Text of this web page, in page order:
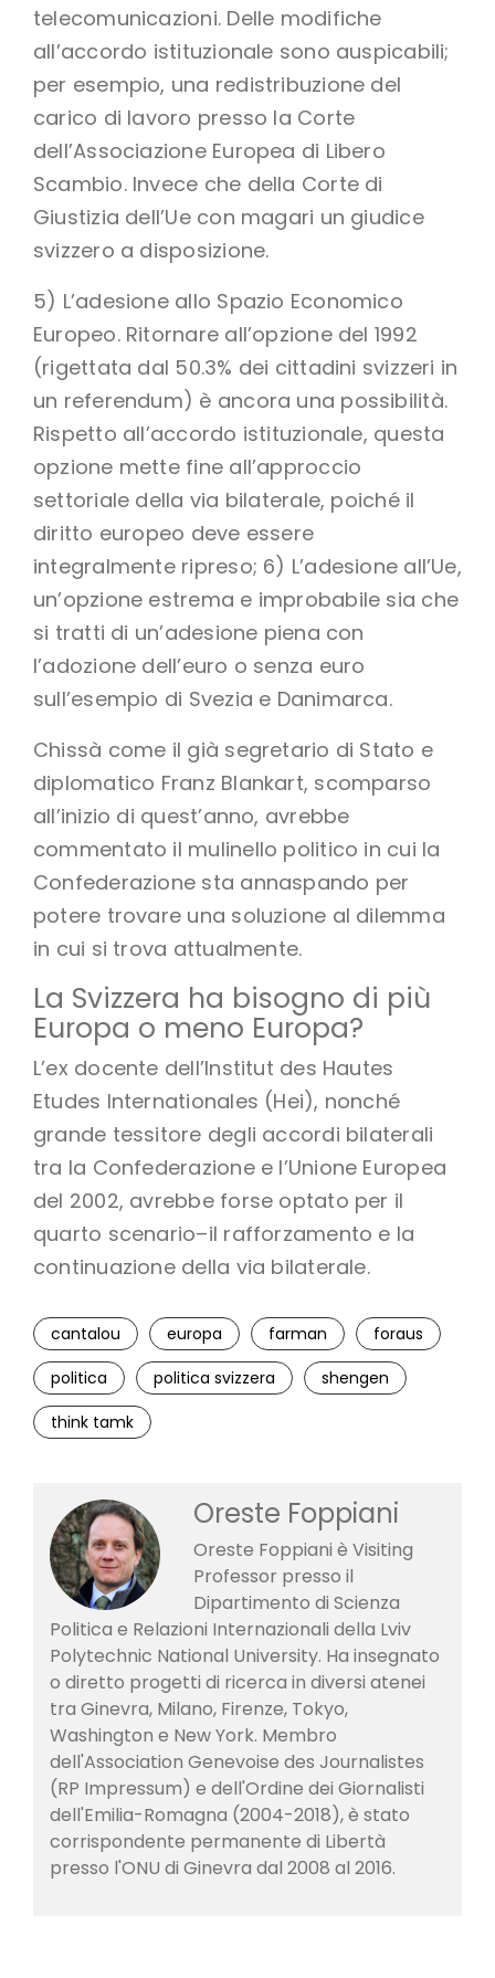
telecomunicazioni. Delle modifiche
all’accordo istituzionale sono auspicabili;
per esempio, una redistribuzione del
carico di lavoro presso la Corte
dell’Associazione Europea di Libero
Scambio. Invece che della Corte di
Giustizia dell’Ue con magari un giudice
svizzero a disposizione.
5) L’adesione allo Spazio Economico
Europeo. Ritornare all’opzione del 1992
(rigettata dal 50.3% dei cittadini svizzeri in
un referendum) è ancora una possibilità.
Rispetto all’accordo istituzionale, questa
opzione mette fine all’approccio
settoriale della via bilaterale, poiché il
diritto europeo deve essere
integralmente ripreso; 6) L’adesione all’Ue,
un’opzione estrema e improbabile sia che
si tratti di un’adesione piena con
l’adozione dell’euro o senza euro
sull’esempio di Svezia e Danimarca.
Chissà come il già segretario di Stato e
diplomatico Franz Blankart, scomparso
all’inizio di quest’anno, avrebbe
commentato il mulinello politico in cui la
Confederazione sta annaspando per
potere trovare una soluzione al dilemma
in cui si trova attualmente.
La Svizzera ha bisogno di più
Europa o meno Europa?
L’ex docente dell’Institut des Hautes
Etudes Internationales (Hei), nonché
grande tessitore degli accordi bilaterali
tra la Confederazione e l’Unione Europea
del 2002, avrebbe forse optato per il
quarto scenario–il rafforzamento e la
continuazione della via bilaterale.
cantalou europa farman
foraus
politica
politica svizzera
shengen
think tamk
Oreste Foppiani
Oreste Foppiani è Visiting
Professor presso il
Dipartimento di Scienza
Politica e Relazioni Internazionali della Lviv
Polytechnic National University. Ha insegnato
o diretto progetti di ricerca in diversi atenei
tra Ginevra, Milano, Firenze, Tokyo,
Washington e New York. Membro
dell'Association Genevoise des Journalistes
(RP Impressum) e dell'Ordine dei Giornalisti
dell'Emilia-Romagna (2004-2018), è stato
corrispondente permanente di Libertà
presso l'ONU di Ginevra dal 2008 al 2016.